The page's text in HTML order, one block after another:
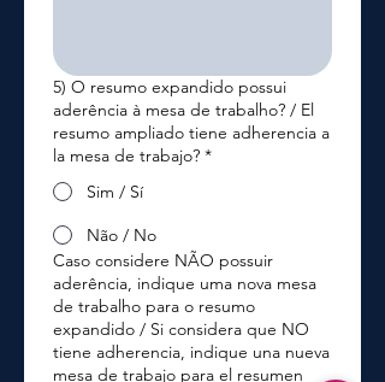
5) O resumo expandido possui
aderência à mesa de trabalho? / El
resumo ampliado tiene adherencia a
la mesa de trabajo? *
Sim / Sí
Não / No
Caso considere NÃO possuir
aderência, indique uma nova mesa
de trabalho para o resumo
expandido / Si considera que NO
tiene adherencia, indique una nueva
mesa de trabajo para el resumen